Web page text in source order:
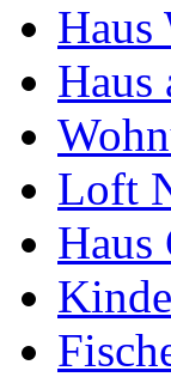
Haus
Haus
Loft
Haus